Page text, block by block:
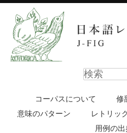
コーパスについて
修
意味のパターン
レトリッ
用例の出